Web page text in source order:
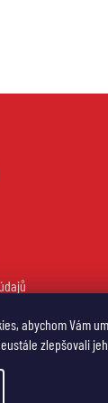
abychom Vám
zlepšovali